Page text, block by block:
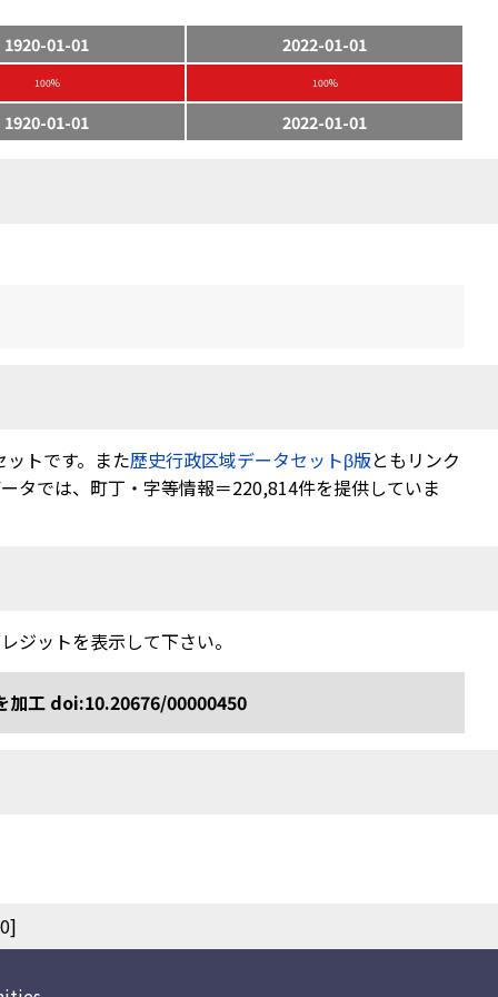
1920-01-01 2022-01-01
100% 100%
1920-01-01 2022-01-01
トです。また歴史行政区域データセットβ版ともリンク
タでは、町丁・字等情報＝220,814件を提供していま
ジットを表示して下さい。
加工 doi:10.20676/00000450